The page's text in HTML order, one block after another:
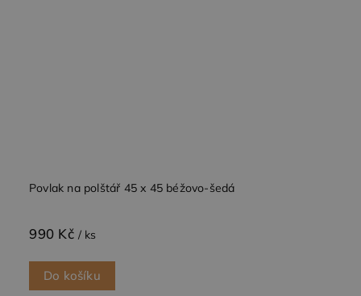
Povlak na polštář 45 x 45 béžovo-šedá
990 Kč / ks
Do košíku